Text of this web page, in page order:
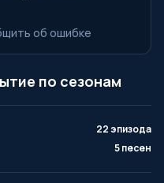
об ошибке
по сезонам
22 эпизода
5 песен